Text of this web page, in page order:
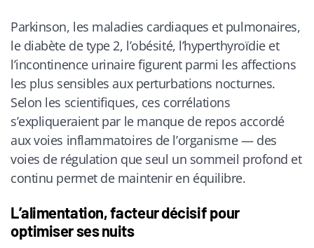
Parkinson, les maladies cardiaques et pulmonaires,
le diabète de type 2, l’obésité, l’hyperthyroïdie et
l’incontinence urinaire figurent parmi les affections
les plus sensibles aux perturbations nocturnes.
Selon les scientifiques, ces corrélations
s’expliqueraient par le manque de repos accordé
aux voies inflammatoires de l’organisme — des
voies de régulation que seul un sommeil profond et
continu permet de maintenir en équilibre.
L’alimentation, facteur décisif pour
optimiser ses nuits